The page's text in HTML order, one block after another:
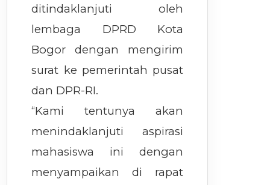
ditindaklanjuti oleh
lembaga DPRD Kota
Bogor dengan mengirim
surat ke pemerintah pusat
dan DPR-RI.
“Kami tentunya akan
menindaklanjuti aspirasi
mahasiswa ini dengan
menyampaikan di rapat